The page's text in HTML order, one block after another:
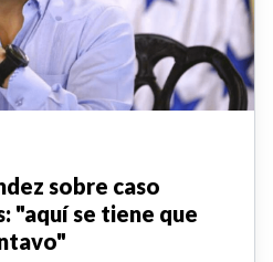
sobre caso
"aquí se tiene que